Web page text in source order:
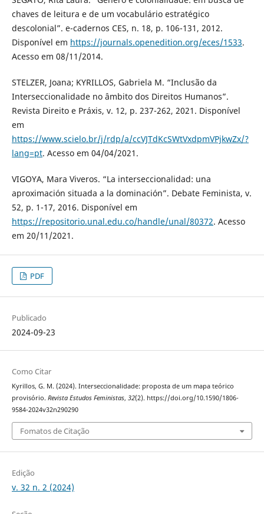
chaves de leitura e de um vocabulário estratégico
descolonial”. e-cadernos CES, n. 18, p. 106-131, 2012.
Disponível em https://journals.openedition.org/eces/1533.
Acesso em 08/11/2014.
STELZER, Joana; KYRILLOS, Gabriela M. “Inclusão da
Interseccionalidade no âmbito dos Direitos Humanos”.
Revista Direito e Práxis, v. 12, p. 237-262, 2021. Disponível
em
https://www.scielo.br/j/rdp/a/ccVJTdKcSWtVxdpmVPjkwZx/?
lang=pt. Acesso em 04/04/2021.
VIGOYA, Mara Viveros. “La interseccionalidad: una
aproximación situada a la dominación”. Debate Feminista, v.
52, p. 1-17, 2016. Disponível em
https://repositorio.unal.edu.co/handle/unal/80372. Acesso
em 20/11/2021.
PDF
Publicado
2024-09-23
Como Citar
Kyrillos, G. M. (2024). Interseccionalidade: proposta de um mapa teórico
provisório. Revista Estudos Feministas, 32(2). https://doi.org/10.1590/1806-
9584-2024v32n290290
Fomatos de Citação
Edição
v. 32 n. 2 (2024)